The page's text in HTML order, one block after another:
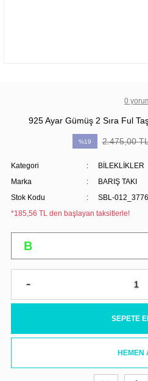
0
925 Ayar Gümüş 2 Sıra Ful
%19 2.475,00
Kategori
BİLEKLİKLER
Marka
BARIŞ TAKI
Stok Kodu
SBL-
*185,56 TL den başlayan taksitlerle!
SEPETE
HEMEN